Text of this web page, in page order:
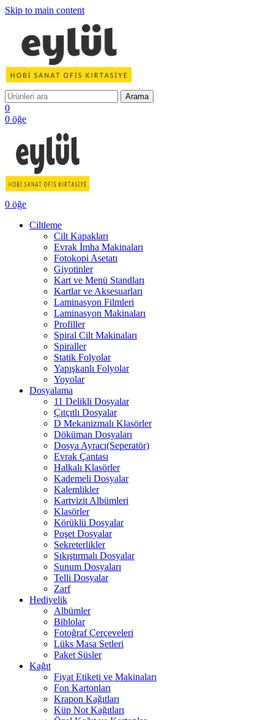
Skip to main content
Arama
0
0 öğe
0 öğe
Ciltleme
Cilt Kapakları
Evrak İmha Makinaları
Fotokopi Asetatı
Giyotinler
Kart ve Menü Standları
Kartlar ve Aksesuarları
Laminasyon Filmleri
Laminasyon Makinaları
Profiller
Spiral Cilt Makinaları
Spiraller
Statik Folyolar
Yapışkanlı Folyolar
Yoyolar
Dosyalama
11 Delikli Dosyalar
Çıtçıtlı Dosyalar
D Mekanizmalı Klasörler
Döküman Dosyaları
Dosya Ayracı(Seperatör)
Evrak Çantası
Halkalı Klasörler
Kademeli Dosyalar
Kalemlikler
Kartvizit Albümleri
Klasörler
Körüklü Dosyalar
Poşet Dosyalar
Sekreterlikler
Sıkıştırmalı Dosyalar
Sunum Dosyaları
Telli Dosyalar
Zarf
Hediyelik
Albümler
Biblolar
Fotoğraf Çerçeveleri
Lüks Masa Setleri
Paket Süsler
Kağıt
Fiyat Etiketi ve Makinaları
Fon Kartonları
Krapon Kağıtları
Küp Not Kağıtları